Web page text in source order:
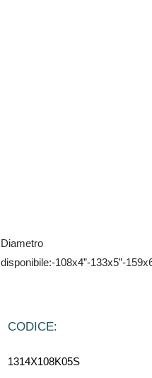
Diametro
disponibile:-108x4”-133x5”-
CODICE:
1314X108K05S